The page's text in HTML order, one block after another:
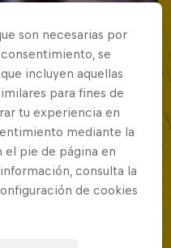
son necesarias por
se
incluyen aquellas
para fines de
tu experiencia en
mediante la
el pie de página en
consulta la
de cookies